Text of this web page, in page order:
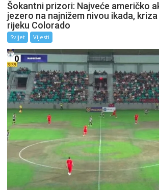
Šokantni prizori: Najveće američko
jezero na najnižem nivou ikada,
rijeku Colorado
Svijet Vijesti